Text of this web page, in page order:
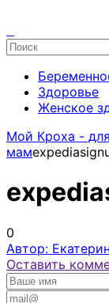
Здоровье
Женское
Мой Кроха -
мам
0
Автор:
Оставить